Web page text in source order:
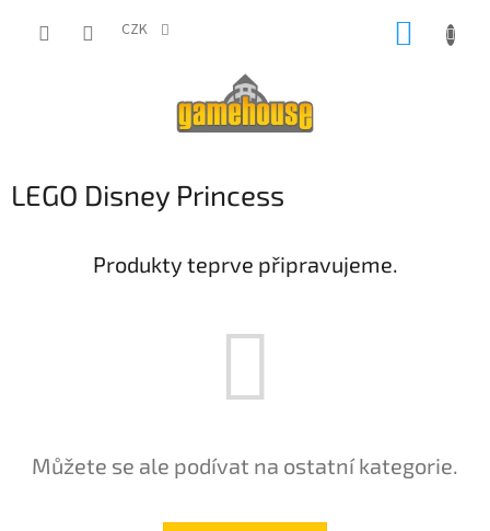
CZK
LEGO Disney Princess
Produkty teprve připravujeme.
Můžete se ale podívat na ostatní kategorie.